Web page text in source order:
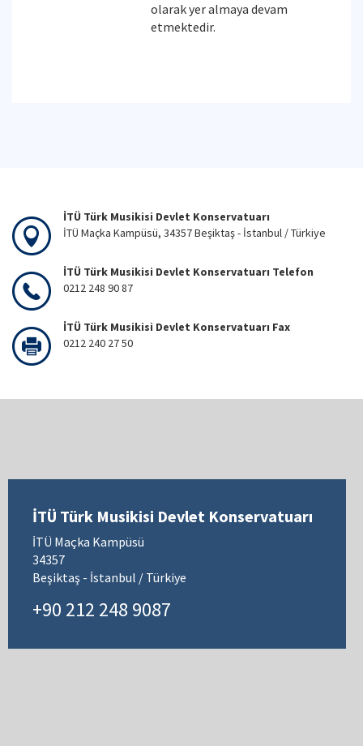
olarak yer almaya devam
etmektedir.
İTÜ Türk Musikisi Devlet Konservatuarı
İTÜ Maçka Kampüsü, 34357 Beşiktaş - İstanbul / Türkiye
İTÜ Türk Musikisi Devlet Konservatuarı Telefon
0212 248 90 87
İTÜ Türk Musikisi Devlet Konservatuarı Fax
0212 240 27 50
İTÜ Türk Musikisi Devlet Konservatuarı
İTÜ Maçka Kampüsü
34357
Beşiktaş - İstanbul / Türkiye
+90 212 248 9087